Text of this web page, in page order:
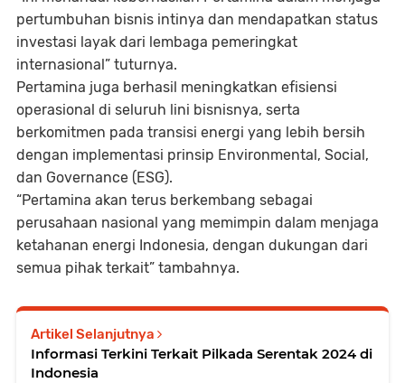
pertumbuhan bisnis intinya dan mendapatkan status
investasi layak dari lembaga pemeringkat
internasional” tuturnya.
Pertamina juga berhasil meningkatkan efisiensi
operasional di seluruh lini bisnisnya, serta
berkomitmen pada transisi energi yang lebih bersih
dengan implementasi prinsip Environmental, Social,
dan Governance (ESG).
“Pertamina akan terus berkembang sebagai
perusahaan nasional yang memimpin dalam menjaga
ketahanan energi Indonesia, dengan dukungan dari
semua pihak terkait” tambahnya.
Artikel Selanjutnya
Informasi Terkini Terkait Pilkada Serentak 2024 di
Indonesia